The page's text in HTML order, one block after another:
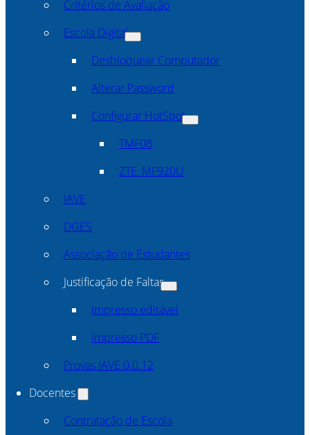
Critérios de Avaliação
Escola Digital
Desbloquear Computador
Alterar Password
Configurar HotSpot
TMF08
ZTE_MF920U
IAVE
DGES
Associação de Estudantes
Justificação de Faltas
Impresso editável
Impresso PDF
Provas IAVE 0.0.12
Docentes
Contratação de Escola